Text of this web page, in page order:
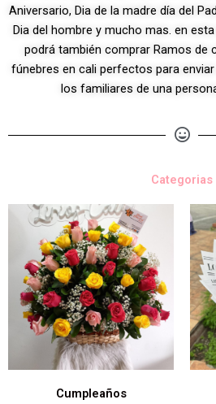
Aniversario, Dia de la madre día del
Dia del hombre y mucho mas. en
podrá también comprar Ramos de
fúnebres en cali perfectos para
los familiares de una
Categorias
Cumpleaños